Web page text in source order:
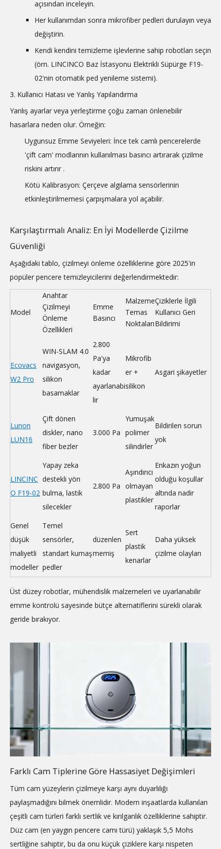
açısından inceleyin.
Her kullanımdan sonra mikrofiber pedleri durulayın veya
değiştirin.
Kendi kendini temizleme işlevlerine sahip robotları seçin
(örn. LINCINCO Baz İstasyonu Elektrikli Süpürge F19-
02'nin otomatik ped yenileme sistemi).
3. Kullanıcı Hatası ve Yanlış Yapılandırma
Yanlış ayarlar veya yerleştirme çoğu zaman önlenebilir
hasarlara neden olur. Örneğin:
Uygunsuz Emme Seviyeleri: İnce tek camlı pencerelerde
'çift cam' modlarının kullanılması basıncı artırarak çizilme
riskini artırır .
Kötü Kalibrasyon: Çerçeve algılama sensörlerinin
etkinleştirilmemesi çarpışmalara yol açabilir.
Karşılaştırmalı Analiz: En İyi Modellerde Çizilme
Güvenliği
Aşağıdaki tablo, çizilmeyi önleme özelliklerine göre 2025'in
popüler pencere temizleyicilerini değerlendirmektedir:
Model
Anahtar
Çizilmeyi
Önleme
Özellikleri
Emme
Basıncı
Malzeme
Temas
Noktaları
Çiziklerle İlgili
Kullanıcı Geri
Bildirimi
Ecovacs
W2 Pro
WIN-SLAM 4.0
navigasyon,
silikon
basamaklar
2.800
Pa'ya
kadar
ayarlanabi
lir
Mikrofib
er +
silikon
Asgari şikayetler
Lunon
LUN16
Çift dönen
diskler, nano
fiber bezler
3.000 Pa
Yumuşak
polimer
silindirler
Bildirilen sorun
yok
LINCINC
O F19-02
Yapay zeka
destekli yön
bulma, lastik
silecekler
2.800 Pa
Aşındırıcı
olmayan
plastikler
Enkazın yoğun
olduğu koşullar
altında nadir
raporlar
Genel
düşük
maliyetli
modeller
Temel
sensörler,
standart kumaş
pedler
düzenlen
memiş
Sert
plastik
kenarlar
Daha yüksek
çizilme olayları
Üst düzey robotlar, mühendislik malzemeleri ve uyarlanabilir
emme kontrolü sayesinde bütçe alternatiflerini sürekli olarak
geride bırakıyor.
Farklı Cam Tiplerine Göre Hassasiyet Değişimleri
Tüm cam yüzeylerin çizilmeye karşı aynı duyarlılığı
paylaşmadığını bilmek önemlidir. Modern inşaatlarda kullanılan
çeşitli cam türleri farklı sertlik ve kırılganlık özelliklerine sahiptir.
Düz cam (en yaygın pencere camı türü) yaklaşık 5,5 Mohs
sertliğine sahiptir, bu da onu küçük çiziklere karşı nispeten